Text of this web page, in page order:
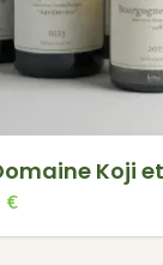
Koji
€